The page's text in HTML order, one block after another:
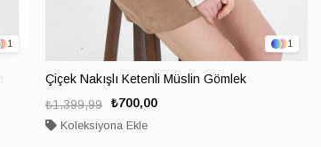
1 1
Çiçek Nakışlı Ketenli Müslin Gömlek
₺700,00
₺1.399,99
Koleksiyona Ekle